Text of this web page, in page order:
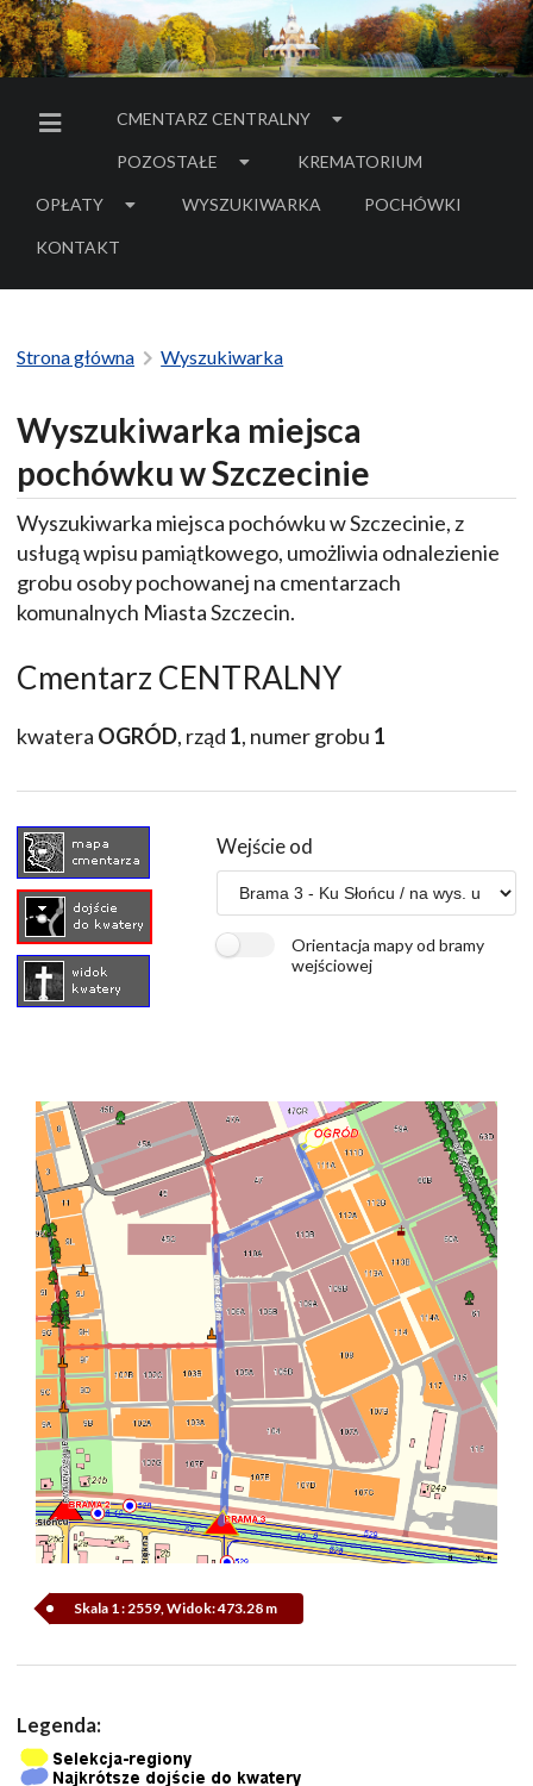
MENU BOCZNE
CMENTARZ CENTRALNY
POZOSTAŁE KREMATORIUM
OPŁATY WYSZUKIWARKA POCHÓWKI
- LINK DO SERWISU
KONTAKT
Strona główna Wyszukiwarka
Wyszukiwarka miejsca
pochówku w Szczecinie
Wyszukiwarka miejsca pochówku w Szczecinie, z
usługą wpisu pamiątkowego, umożliwia odnalezienie
grobu osoby pochowanej na cmentarzach
komunalnych Miasta Szczecin.
Cmentarz CENTRALNY
kwatera OGRÓD, rząd 1, numer grobu 1
Wejście od
Orientacja mapy od bramy
wejściowej
Skala 1 : 2559, Widok: 473.28 m
Legenda: